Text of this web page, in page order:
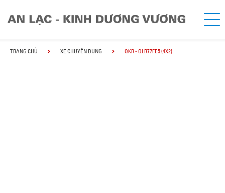
TRANG CHỦ XE CHUYÊN DỤNG QKR - QLR77FE5 (4X2)